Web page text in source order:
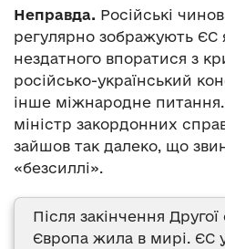
Неправда. Російські
регулярно зображують ЄС
нездатного впоратися з
російсько-український
інше міжнародне питання.
міністр закордонних
зайшов так далеко, що
«безсиллі».
Після закінчення Другої
Європа жила в мирі. ЄС